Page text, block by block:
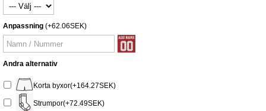
Anpassning (+62.06SEK)
Andra alternativ
Korta byxor(+164.27SEK)
Strumpor(+72.49SEK)